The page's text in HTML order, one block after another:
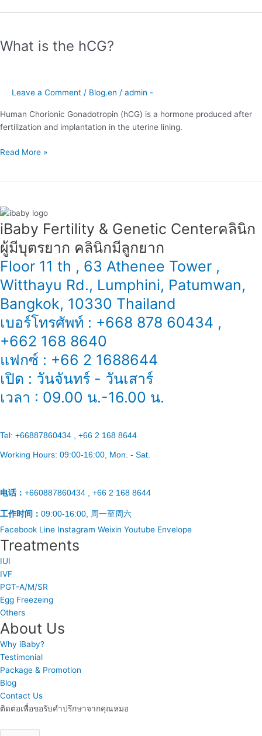
What is the hCG?
Leave a Comment / Blog.en / admin -
Human Chorionic Gonadotropin (hCG) is a hormone produced after
fertilization and implantation in the uterine lining.
the
Read More »
iBaby Fertility & Genetic Center​ คลินิก
ผู้มีบุตรยาก คลินิกมีลูกยาก
Floor 11 th , 63 Athenee Tower ,
Witthayu Rd., Lumphini, Patumwan,
Bangkok, 10330 Thailand
เบอร์โทรศัพท์ : +668 878 60434 ,
+662 168 8640
แฟกซ์ : +66 2 1688644
เปิด : วันจันทร์ - วันเสาร์
เวลา : 09.00 น.-16.00 น.
Tel: +66887860434 , +66 2 168 8644
Working Hours: 09:00-16:00 , Mon. - Sat.
电话： +660887860434 , +66 2 168 8644
工作时间： 09:00-16:00, 周一至周六
Facebook Line Instagram Weixin Youtube Envelope
Treatments
IUI
IVF
PGT-A/M/SR
Egg Freezeing
Others
About Us
Why iBaby?
Testimonial
Package & Promotion
Blog
Contact Us
ติดต่อเพื่อขอรับคำปรึกษาจากคุณหมอ